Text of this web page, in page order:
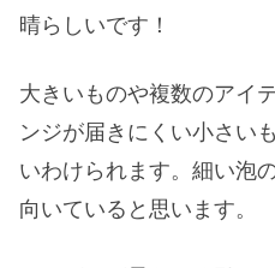
晴らしいです！
大きいものや複数のアイ
ンジが届きにくい小さい
いわけられます。細い泡
向いていると思います。